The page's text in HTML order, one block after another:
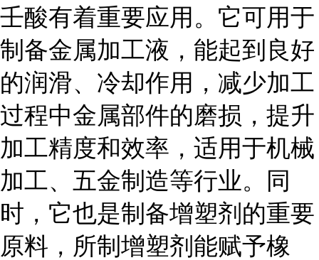
壬酸有着重要应用。它可用于
制备金属加工液，能起到良好
的润滑、冷却作用，减少加工
过程中金属部件的磨损，提升
加工精度和效率，适用于机械
加工、五金制造等行业。同
时，它也是制备增塑剂的重要
原料，所制增塑剂能赋予橡